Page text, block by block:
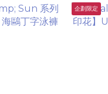
企劃限定